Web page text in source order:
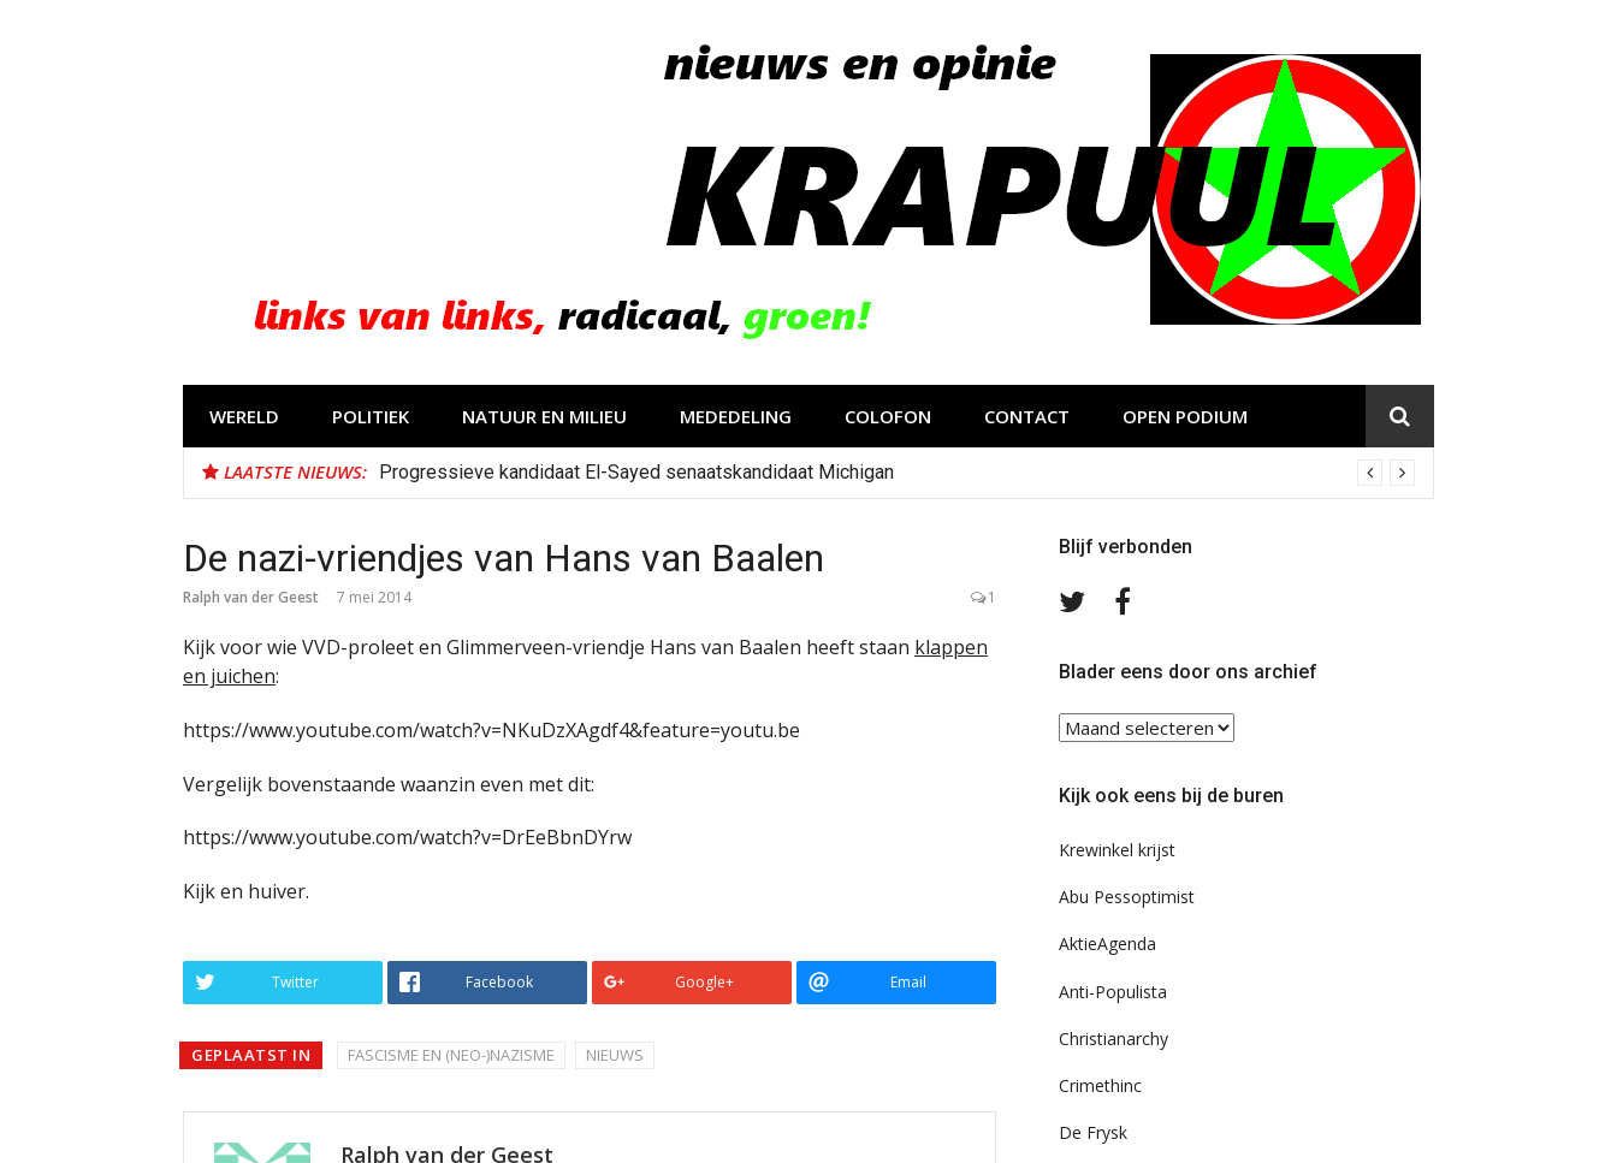
WERELD POLITIEK NATUUR EN MILIEU MEDEDELING COLOFON CONTACT OPEN PODIUM
LAATSTE NIEUWS: Progressieve kandidaat El-Sayed senaatskandidaat Michigan
De nazi-vriendjes van Hans van Baalen
Ralph van der Geest 7 mei 2014 1
Kijk voor wie VVD-proleet en Glimmerveen-vriendje Hans van Baalen heeft staan klappen
en juichen:
https://www.youtube.com/watch?v=NKuDzXAgdf4&feature=youtu.be
Vergelijk bovenstaande waanzin even met dit:
https://www.youtube.com/watch?v=DrEeBbnDYrw
Kijk en huiver.
Twitter Facebook Google+ Email
GEPLAATST IN FASCISME EN (NEO-)NAZISME NIEUWS
Ralph van der Geest
Blijf verbonden
Volg
TwitterFacebook
Blader eens door ons archief
Blader
eens
ons
Kijk ook eens bij de buren
Krewinkel krijst
Abu Pessoptimist
AktieAgenda
Anti-Populista
Christianarchy
Crimethinc
De Frysk